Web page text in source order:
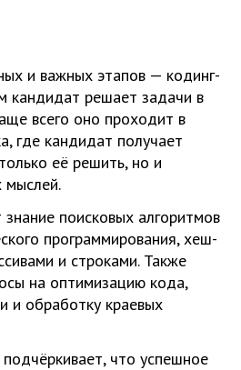
и важных этапов — кодинг-
кандидат решает задачи в
всего оно проходит в
где кандидат получает
её решить, но и
мыслей.
поисковых алгоритмов
программирования, хеш-
и строками. Также
на оптимизацию кода,
и обработку краевых
подчёркивает, что успешное